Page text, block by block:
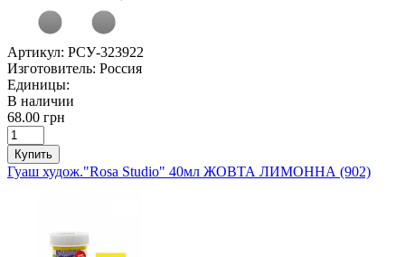
Артикул: РСУ-323922
Изготовитель: Россия
Единицы:
В наличии
68.00 грн
Купить
Гуаш худож."Rosa Studio" 40мл ЖОВТА ЛИМОННА (902)